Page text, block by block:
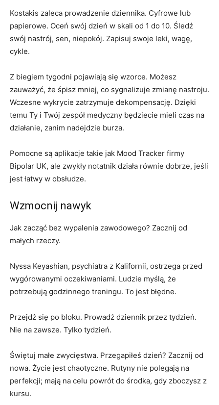
Kostakis zaleca prowadzenie dziennika. Cyfrowe lub
papierowe. Oceń swój dzień w skali od 1 do 10. Śledź
swój nastrój, sen, niepokój. Zapisuj swoje leki, wagę,
cykle.
Z biegiem tygodni pojawiają się wzorce. Możesz
zauważyć, że śpisz mniej, co sygnalizuje zmianę nastroju.
Wczesne wykrycie zatrzymuje dekompensację. Dzięki
temu Ty i Twój zespół medyczny będziecie mieli czas na
działanie, zanim nadejdzie burza.
Pomocne są aplikacje takie jak Mood Tracker firmy
Bipolar UK, ale zwykły notatnik działa równie dobrze, jeśli
jest łatwy w obsłudze.
Wzmocnij nawyk
Jak zacząć bez wypalenia zawodowego? Zacznij od
małych rzeczy.
Nyssa Keyashian, psychiatra z Kalifornii, ostrzega przed
wygórowanymi oczekiwaniami. Ludzie myślą, że
potrzebują godzinnego treningu. To jest błędne.
Przejdź się po bloku. Prowadź dziennik przez tydzień.
Nie na zawsze. Tylko tydzień.
Świętuj małe zwycięstwa. Przegapiłeś dzień? Zacznij od
nowa. Życie jest chaotyczne. Rutyny nie polegają na
perfekcji; mają na celu powrót do środka, gdy zboczysz z
kursu.